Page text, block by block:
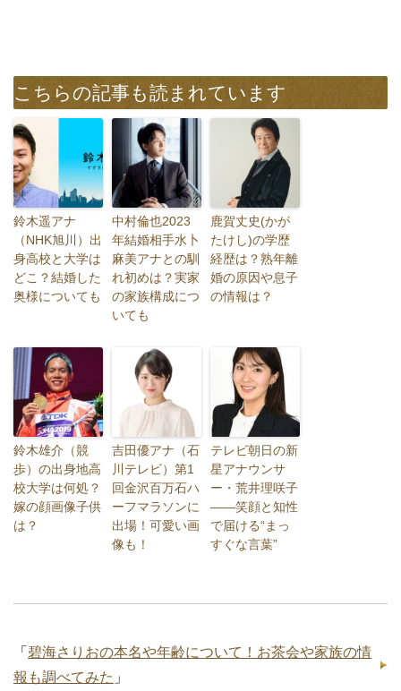
こちらの記事も読まれています
鈴木遥アナ
（NHK旭川）出
身高校と大学は
どこ？結婚した
奥様についても
中村倫也2023
年結婚相手水卜
麻美アナとの馴
れ初めは？実家
の家族構成につ
いても
鹿賀丈史(かが
たけし)の学歴
経歴は？熟年離
婚の原因や息子
の情報は？
鈴木雄介（競
歩）の出身地高
校大学は何処？
嫁の顔画像子供
は？
吉田優アナ（石
川テレビ）第1
回金沢百万石ハ
ーフマラソンに
出場！可愛い画
像も！
テレビ朝日の新
星アナウンサ
ー・荒井理咲子
――笑顔と知性
で届ける“まっ
すぐな言葉”
「 碧海さりおの本名や年齢について！お茶会や家族の情
報も調べてみた 」